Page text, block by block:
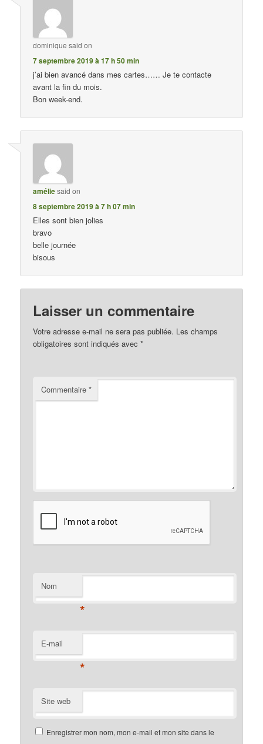
dominique said on
7 septembre 2019 à 17 h 50 min
j’ai bien avancé dans mes cartes…… Je te contacte
avant la fin du mois.
Bon week-end.
améliesaid on
8 septembre 2019 à 7 h 07 min
Elles sont bien jolies
bravo
belle journée
bisous
Laisser un commentaire
Votre adresse e-mail ne sera pas publiée. Les champs
obligatoires sont indiqués avec*
Commentaire*
Nom
*
E-mail
*
Site web
Enregistrer mon nom, mon e-mail et mon site dans le